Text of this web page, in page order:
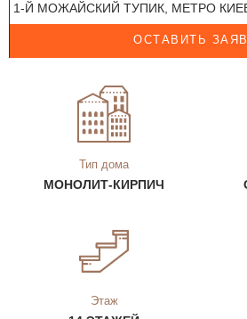
1-Й МОЖАЙСКИЙ ТУПИК, МЕТРО
ОСТАВИТЬ
Тип дома
МОНОЛИТ-КИРПИЧ
Этаж